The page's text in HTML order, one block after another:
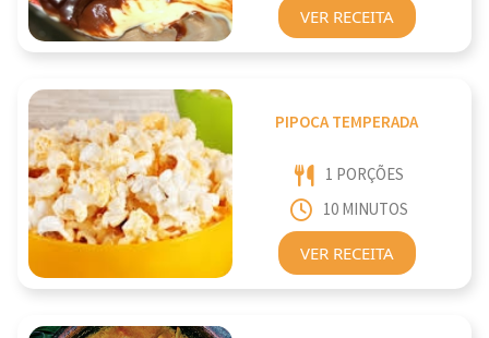
VER RECEITA
PIPOCA TEMPERADA
1 PORÇÕES
10 MINUTOS
VER RECEITA